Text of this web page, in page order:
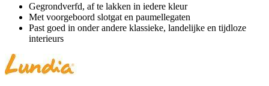
Gegrondverfd, af te lakken in iedere kleur
Met voorgeboord slotgat en paumellegaten
Past goed in onder andere klassieke, landelijke en tijdloze
interieurs